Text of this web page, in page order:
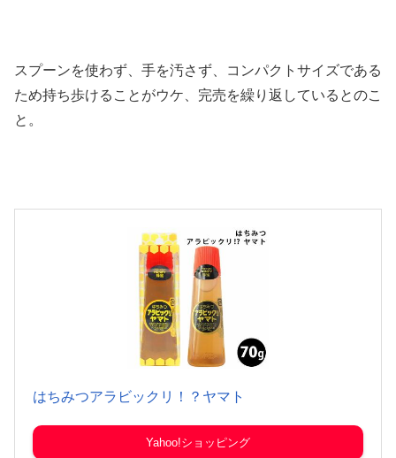
スプーンを使わず、手を汚さず、コンパクトサイズである
ため持ち歩けることがウケ、完売を繰り返しているとのこ
と。
はちみつアラビックリ！？ヤマト
Yahoo!ショッピング